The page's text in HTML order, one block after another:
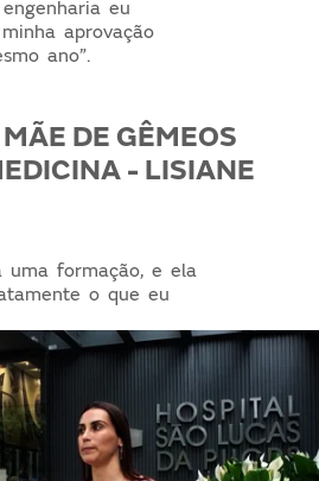
eu
aprovação
ano”.
DE GÊMEOS
- LISIANE
uma formação, e ela
o que eu